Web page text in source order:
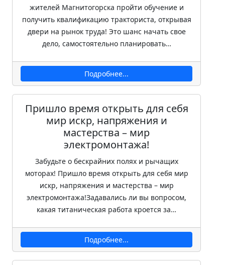
жителей Магнитогорска пройти обучение и
получить квалификацию тракториста, открывая
двери на рынок труда! Это шанс начать свое
дело, самостоятельно планировать…
Подробнее...
Пришло время открыть для себя
мир искр, напряжения и
мастерства – мир
электромонтажа!
Забудьте о бескрайних полях и рычащих
моторах! Пришло время открыть для себя мир
искр, напряжения и мастерства – мир
электромонтажа!Задавались ли вы вопросом,
какая титаническая работа кроется за…
Подробнее...